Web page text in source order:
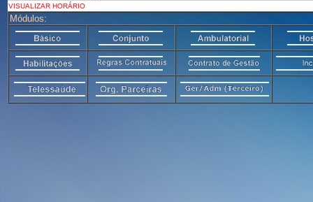
VISUALIZAR HORÁRIO
Módulos: